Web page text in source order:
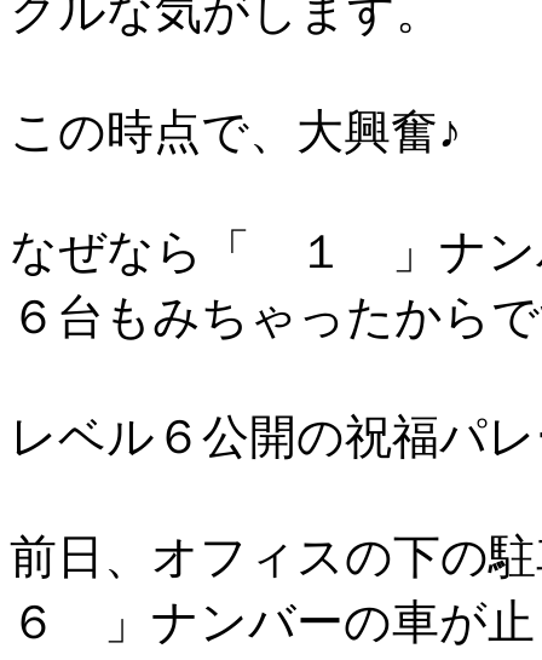
クルな気がします。
この時点で、大興奮♪
なぜなら「 １ 」ナン
６台もみちゃったから
レベル６公開の祝福パ
前日、オフィスの下の
６ 」ナンバーの車が